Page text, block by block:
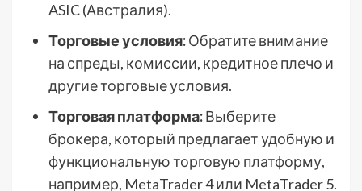
ASIC (Австралия).
Торговые условия:Обратите внимание
на спреды, комиссии, кредитное плечо и
другие торговые условия.
Торговая платформа:Выберите
брокера, который предлагает удобную и
функциональную торговую платформу,
например, MetaTrader 4 или MetaTrader 5.